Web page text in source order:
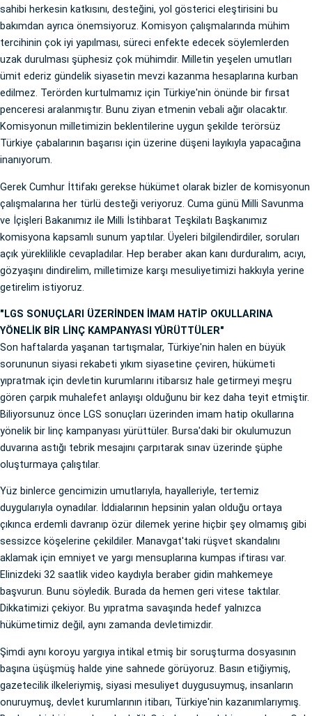
sahibi herkesin katkısını, desteğini, yol gösterici eleştirisini bu
bakımdan ayrıca önemsiyoruz. Komisyon çalışmalarında mühim
tercihinin çok iyi yapılması, süreci enfekte edecek söylemlerden
uzak durulması şüphesiz çok mühimdir. Milletin yeşelen umutları
ümit ederiz gündelik siyasetin mevzi kazanma hesaplarına kurban
edilmez. Terörden kurtulmamız için Türkiye'nin önünde bir fırsat
penceresi aralanmıştır. Bunu ziyan etmenin vebali ağır olacaktır.
Komisyonun milletimizin beklentilerine uygun şekilde terörsüz
Türkiye çabalarının başarısı için üzerine düşeni layıkıyla yapacağına
inanıyorum.
Gerek Cumhur İttifakı gerekse hükümet olarak bizler de komisyonun
çalışmalarına her türlü desteği veriyoruz. Cuma günü Milli Savunma
ve İçişleri Bakanımız ile Milli İstihbarat Teşkilatı Başkanımız
komisyona kapsamlı sunum yaptılar. Üyeleri bilgilendirdiler, soruları
açık yüreklilikle cevapladılar. Hep beraber akan kanı durduralım, acıyı,
gözyaşını dindirelim, milletimize karşı mesuliyetimizi hakkıyla yerine
getirelim istiyoruz.
"LGS SONUÇLARI ÜZERİNDEN İMAM HATİP OKULLARINA
YÖNELİK BİR LİNÇ KAMPANYASI YÜRÜTTÜLER"
Son haftalarda yaşanan tartışmalar, Türkiye'nin halen en büyük
sorununun siyasi rekabeti yıkım siyasetine çeviren, hükümeti
yıpratmak için devletin kurumlarını itibarsız hale getirmeyi meşru
gören çarpık muhalefet anlayışı olduğunu bir kez daha teyit etmiştir.
Biliyorsunuz önce LGS sonuçları üzerinden imam hatip okullarına
yönelik bir linç kampanyası yürüttüler. Bursa'daki bir okulumuzun
duvarına astığı tebrik mesajını çarpıtarak sınav üzerinde şüphe
oluşturmaya çalıştılar.
Yüz binlerce gencimizin umutlarıyla, hayalleriyle, tertemiz
duygularıyla oynadılar. İddialarının hepsinin yalan olduğu ortaya
çıkınca erdemli davranıp özür dilemek yerine hiçbir şey olmamış gibi
sessizce köşelerine çekildiler. Manavgat'taki rüşvet skandalını
aklamak için emniyet ve yargı mensuplarına kumpas iftirası var.
Elinizdeki 32 saatlik video kaydıyla beraber gidin mahkemeye
başvurun. Bunu söyledik. Burada da hemen geri vitese taktılar.
Dikkatimizi çekiyor. Bu yıpratma savaşında hedef yalnızca
hükümetimiz değil, aynı zamanda devletimizdir.
Şimdi aynı koroyu yargıya intikal etmiş bir soruşturma dosyasının
başına üşüşmüş halde yine sahnede görüyoruz. Basın etiğiymiş,
gazetecilik ilkeleriymiş, siyasi mesuliyet duygusuymuş, insanların
onuruymuş, devlet kurumlarının itibarı, Türkiye'nin kazanımlarıymış.